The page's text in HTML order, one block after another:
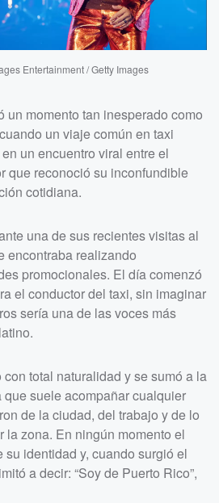
Entertainment / Getty Images
un momento tan inesperado como
un viaje común en taxi
un encuentro viral entre el
que reconoció su inconfundible
cotidiana.
una de sus recientes visitas al
encontraba realizando
promocionales. El día comenzó
el conductor del taxi, sin imaginar
sería una de las voces más
total naturalidad y se sumó a la
suele acompañar cualquier
de la ciudad, del trabajo y de lo
la zona. En ningún momento el
identidad y, cuando surgió el
a decir: “Soy de Puerto Rico”,